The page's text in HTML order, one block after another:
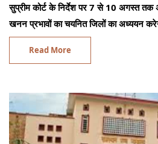
सुप्रीम कोर्ट के निर्देश पर 7 से 10 अगस्त तक
खनन प्रभावों का चयनित जिलों का अध्ययन
Read More